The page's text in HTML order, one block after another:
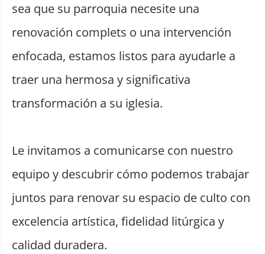
sea que su parroquia necesite una
renovación complets o una intervención
enfocada, estamos listos para ayudarle a
traer una hermosa y significativa
transformación a su iglesia.
Le invitamos a comunicarse con nuestro
equipo y descubrir cómo podemos trabajar
juntos para renovar su espacio de culto con
excelencia artística, fidelidad litúrgica y
calidad duradera.